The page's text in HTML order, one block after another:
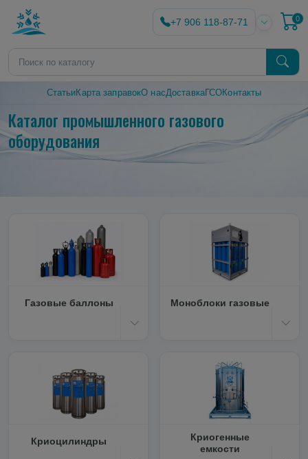
+7 906 118-87-71 0
СтатьиКарта заправокО насДоставкаГСОКонтакты
Каталог промышленного газового
оборудования
Газовые баллоны Моноблоки газовые
Криоцилиндры
Криогенные
емкости